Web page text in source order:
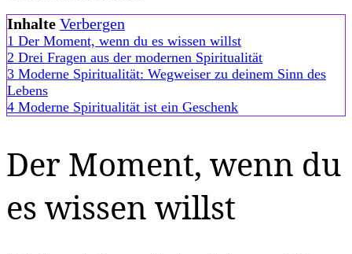
Inhalte Verbergen
1 Der Moment, wenn du es wissen willst
2 Drei Fragen aus der modernen Spiritualität
3 Moderne Spiritualität: Wegweiser zu deinem Sinn des
Lebens
4 Moderne Spiritualität ist ein Geschenk
Der Moment, wenn du
es wissen willst